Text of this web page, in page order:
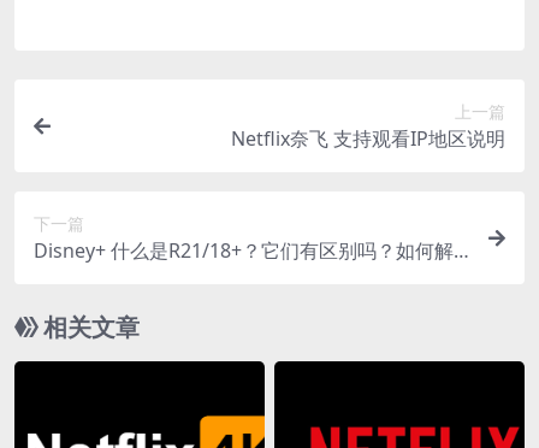
上一篇
Netflix奈飞 支持观看IP地区说明
下一篇
Disney+ 什么是R21/18+？它们有区别吗？如何解
相关文章